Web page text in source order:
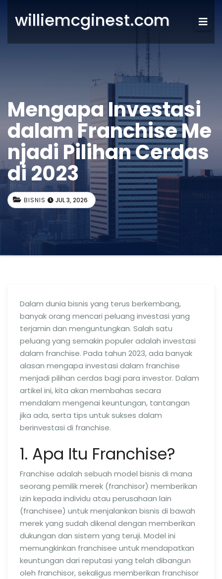
williemcginest.com
Mengapa Investasi
dalam Franchise Me
njadi Pilihan Cerdas
di 2023
BISNIS JUL 3, 2026
Dalam dunia bisnis yang terus berkembang,
banyak orang mencari peluang investasi yang
terjamin dan menguntungkan. Salah satu
peluang yang semakin populer adalah investasi
dalam franchise. Pada tahun 2023, ada banyak
alasan mengapa investasi dalam franchise
menjadi pilihan cerdas bagi para investor. Dalam
artikel ini, kita akan membahas secara
mendalam mengenai keuntungan, tantangan
jika ada, serta tips untuk sukses dalam
berinvestasi di franchise.
1. Apa Itu Franchise?
Franchise adalah sebuah model bisnis di mana
seorang pemilik merek (franchisor) memberikan
izin kepada individu atau perusahaan lain
(franchisee) untuk menjalankan bisnis di bawah
merek yang sudah dikenal dengan memberikan
dukungan dan sistem yang teruji. Model ini
memungkinkan franchisee untuk mendapatkan
keuntungan dari reputasi yang telah dibangun
oleh franchisor, sekaligus memberikan franchisor